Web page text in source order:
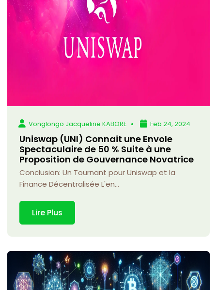
Vonglongo Jacqueline KABORE Feb 24, 2024
Uniswap (UNI) Connaît une Envole
Spectaculaire de 50 % Suite à une
Proposition de Gouvernance Novatrice
Conclusion: Un Tournant pour Uniswap et la
Finance Décentralisée L'en...
Lire Plus